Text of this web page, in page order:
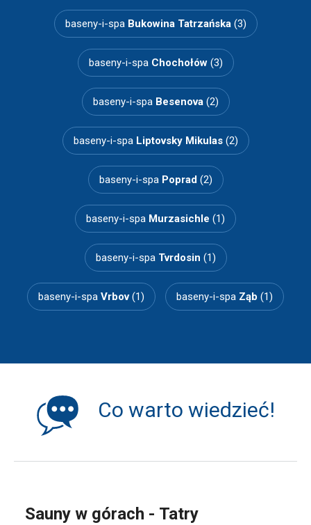
baseny-i-spa Bukowina Tatrzańska(3)
baseny-i-spa Chochołów(3)
baseny-i-spa Besenova(2)
baseny-i-spa Liptovsky Mikulas(2)
baseny-i-spa Poprad(2)
baseny-i-spa Murzasichle (1)
baseny-i-spa Tvrdosin (1)
baseny-i-spa Vrbov(1) baseny-i-spa Ząb (1)
Co warto wiedzieć!
Sauny w górach - Tatry